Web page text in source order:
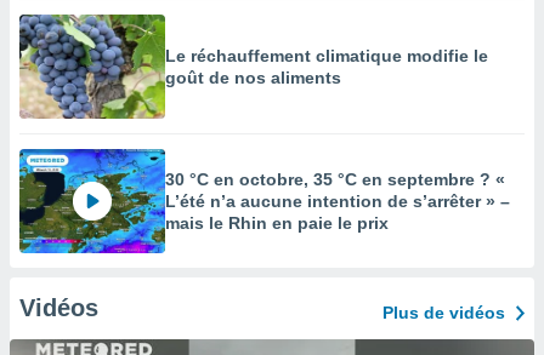
Le réchauffement climatique modifie le
goût de nos aliments
30 °C en octobre, 35 °C en septembre ? «
L’été n’a aucune intention de s’arrêter » –
mais le Rhin en paie le prix
Vidéos Plus de vidéos